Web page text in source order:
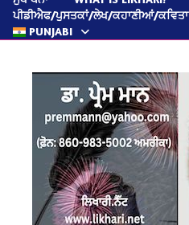
ਪੀਡੀਐਫ/ਪੁਸਤਕਾਂ/ਲੇਖ/ਕਹਾਣੀਆਂ/ਕਵਿਤਾ
PUNJABI